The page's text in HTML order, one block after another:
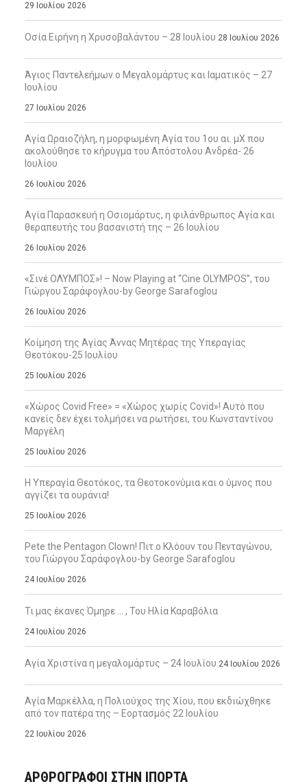
29 Ιουλίου 2026
Οσία Ειρήνη η Χρυσοβαλάντου – 28 Ιουλίου 28 Ιουλίου 2026
Άγιος Παντελεήμων ο Μεγαλομάρτυς και Ιαματικός – 27
Ιουλίου
27 Ιουλίου 2026
Αγία Ωραιοζήλη, η μορφωμένη Αγία του 1ου αι. μΧ που
ακολούθησε το κήρυγμα του Απόστολου Ανδρέα- 26
Ιουλίου
26 Ιουλίου 2026
Αγία Παρασκευή η Οσιομάρτυς, η φιλάνθρωπος Αγία και
θεραπευτής του βασανιστή της – 26 Ιουλίου
26 Ιουλίου 2026
«Σινέ ΟΛΥΜΠΟΣ»! – Now Playing at “Cine OLYMPOS”, του
Γιώργου Σαράφογλου-by George Sarafoglou
26 Ιουλίου 2026
Κοίμηση της Αγίας Άννας Μητέρας της Υπεραγίας
Θεοτόκου-25 Ιουλίου
25 Ιουλίου 2026
«Χώρος Covid Free» = «Χώρος χωρίς Covid»! Αυτό που
κανείς δεν έχει τολμήσει να ρωτήσει, του Κωνσταντίνου
Μαργέλη
25 Ιουλίου 2026
Η Υπεραγία Θεοτόκος, τα Θεοτοκονύμια και ο ύμνος που
αγγίζει τα ουράνια!
25 Ιουλίου 2026
Pete the Pentagon Clown! Πιτ ο Κλόουν του Πενταγώνου,
του Γιώργου Σαράφογλου-by George Sarafoglou
24 Ιουλίου 2026
Τι μας έκανες Όμηρε … , Του Ηλία Καραβόλια
24 Ιουλίου 2026
Αγία Χριστίνα η μεγαλομάρτυς – 24 Ιουλίου 24 Ιουλίου 2026
Αγία Μαρκέλλα, η Πολιούχος της Χίου, που εκδιώχθηκε
από τον πατέρα της – Εορτασμός 22 Ιουλίου
22 Ιουλίου 2026
ΑΡΘΡΟΓΡΑΦΟΙ ΣΤΗΝ IΠΟΡΤΑ